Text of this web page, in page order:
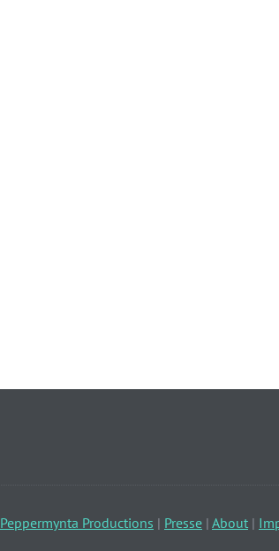
Peppermynta Productions | Presse | About |